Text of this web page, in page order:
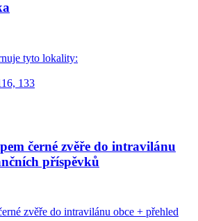
tyto lokality:
133
černé zvěře do intravilánu
příspěvků
zvěře do intravilánu obce + přehled